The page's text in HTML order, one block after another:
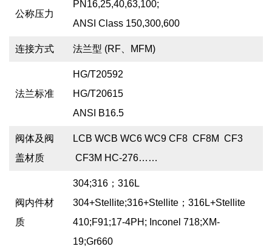
公称压力
PN16,25,40,63,100;
ANSI Class 150,300,600
连接方式 法兰型 (RF、MFM)
法兰标准
HG/T20592
HG/T20615
ANSI B16.5
阀体及阀
盖材质
LCB WCB WC6 WC9 CF8 CF8M CF3
CF3M HC-276……
阀内件材
质
304;316；316L
304+Stellite;316+Stellite；316L+Stellite
410;F91;17-4PH; Inconel 718;XM-
19;Gr660